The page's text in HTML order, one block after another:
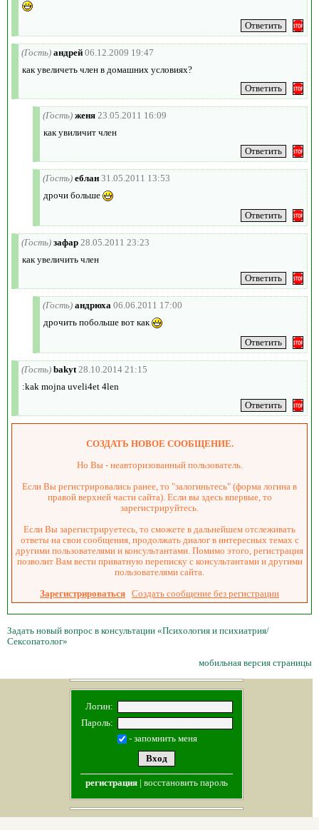
(Гость) андрей 06.12.2009 19:47
как увеличеть член в домашних условиях?
(Гость) женя 23.05.2011 16:09
как увиличит член
(Гость) еблан 31.05.2011 13:53
дрочи больше
(Гость) зафар 28.05.2011 23:23
как увеличить член
(Гость) андрюха 06.06.2011 17:00
дрочить побольше вот как
(Гость) bakyt 28.10.2014 21:15
:kak mojna uveli4et 4len
СОЗДАТЬ НОВОЕ СООБЩЕНИЕ.
Но Вы - неавторизованный пользователь.
Если Вы регистрировались ранее, то "залогиньтесь" (форма логина в
правой верхней части сайта). Если вы здесь впервые, то
зарегистрируйтесь.
Если Вы зарегистрируетесь, то сможете в дальнейшем отслеживать
ответы на свои сообщения, продолжать диалог в интересных темах с
другими пользователями и консультантами. Помимо этого, регистрация
позволит Вам вести приватную переписку с консультантами и другими
пользователями сайта.
Зарегистрироваться Создать сообщение без регистрации
Задать новый вопрос в консультации «Психология и психиатрия/
Сексопатолог»
мобильная версия страницы
Логин:
Пароль:
- запомнить меня
регистрация| восстановить пароль